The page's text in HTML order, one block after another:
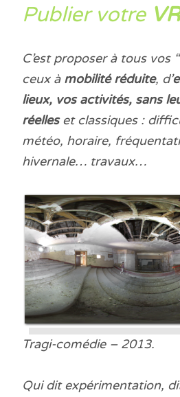
Publier votre
C’est proposer à tous vos
ceux à mobilité réduite, d’
lieux, vos activités, sans
réelleset classiques :
météo, horaire,
hivernale… travaux…
Tragi-comédie – 2013.
Qui dit expérimentation,